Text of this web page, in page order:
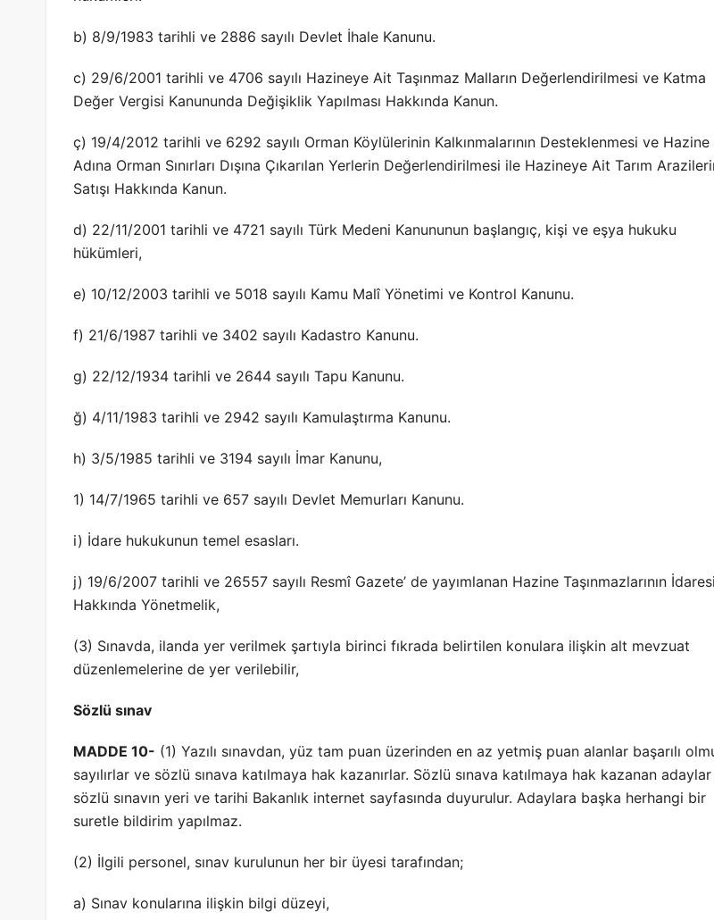
b) 8/9/1983 tarihli ve 2886 sayılı Devlet İhale Kanunu.
c) 29/6/2001 tarihli ve 4706 sayılı Hazineye Ait Taşınmaz Malların Değerlendirilmesi ve Katma
Değer Vergisi Kanununda Değişiklik Yapılması Hakkında Kanun.
ç) 19/4/2012 tarihli ve 6292 sayılı Orman Köylülerinin Kalkınmalarının Desteklenmesi ve Hazine
Adına Orman Sınırları Dışına Çıkarılan Yerlerin Değerlendirilmesi ile Hazineye Ait Tarım
Satışı Hakkında Kanun.
d) 22/11/2001 tarihli ve 4721 sayılı Türk Medeni Kanununun başlangıç, kişi ve eşya hukuku
hükümleri,
e) 10/12/2003 tarihli ve 5018 sayılı Kamu Malî Yönetimi ve Kontrol Kanunu.
f) 21/6/1987 tarihli ve 3402 sayılı Kadastro Kanunu.
g) 22/12/1934 tarihli ve 2644 sayılı Tapu Kanunu.
ğ) 4/11/1983 tarihli ve 2942 sayılı Kamulaştırma Kanunu.
h) 3/5/1985 tarihli ve 3194 sayılı İmar Kanunu,
1) 14/7/1965 tarihli ve 657 sayılı Devlet Memurları Kanunu.
i) İdare hukukunun temel esasları.
j) 19/6/2007 tarihli ve 26557 sayılı Resmî Gazete’ de yayımlanan Hazine Taşınmazlarının İdaresi
Hakkında Yönetmelik,
(3) Sınavda, ilanda yer verilmek şartıyla birinci fıkrada belirtilen konulara ilişkin alt mevzuat
düzenlemelerine de yer verilebilir,
Sözlü sınav
MADDE 10- (1) Yazılı sınavdan, yüz tam puan üzerinden en az yetmiş puan alanlar başarılı
sayılırlar ve sözlü sınava katılmaya hak kazanırlar. Sözlü sınava katılmaya hak kazanan
sözlü sınavın yeri ve tarihi Bakanlık internet sayfasında duyurulur. Adaylara başka herhangi bir
suretle bildirim yapılmaz.
(2) İlgili personel, sınav kurulunun her bir üyesi tarafından;
a) Sınav konularına ilişkin bilgi düzeyi,